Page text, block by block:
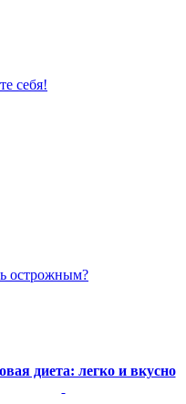
себя!
острожным?
диета: легко и вкусно